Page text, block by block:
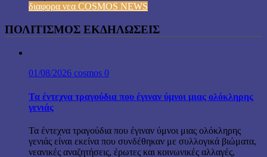
διαφορα νεα COSMOS NEWS
ΠΟΛΙΤΙΣΜΟΣ ΕΚΔΗΛΩΣΕΙΣ
01/08/2026 cosmos 0
Τα έντεχνα τραγούδια που έγιναν ύμνοι μιας ολόκληρης
γενιάς
Τα έντεχνα τραγούδια που έγιναν ύμνοι μιας ολόκληρης
γενιάς είναι εκείνα που συνδέθηκαν με συλλογικά βιώματα,
νεανικές αναζητήσεις, έρωτες και κοινωνικές αλλαγές,